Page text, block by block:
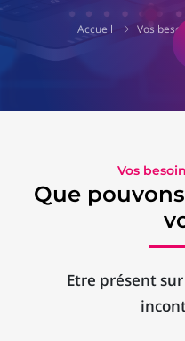
Accueil Vos
Vos
Que
Etre présent